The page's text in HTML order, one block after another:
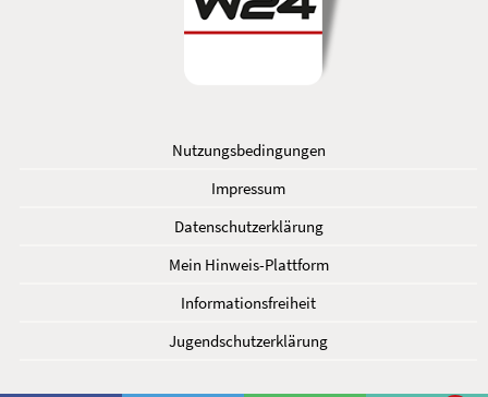
Nutzungsbedingungen
Impressum
Datenschutzerklärung
Mein Hinweis-Plattform
Informationsfreiheit
Jugendschutzerklärung